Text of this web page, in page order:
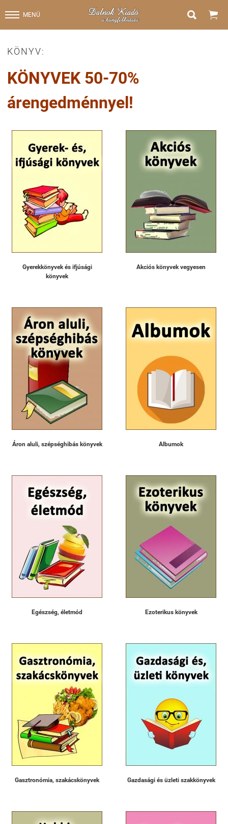
MENÜ  
KÖNYV:
KÖNYVEK 50-70%
árengedménnyel!
Gyerekkönyvek és ifjúsági
könyvek
Akciós könyvek vegyesen
Áron aluli, szépséghibás könyvek Albumok
Egészség, életmód Ezoterikus könyvek
Gasztronómia, szakácskönyvek Gazdasági és üzleti szakkönyvek